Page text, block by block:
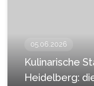
05.06.2026
Kulinarische
Heidelberg: